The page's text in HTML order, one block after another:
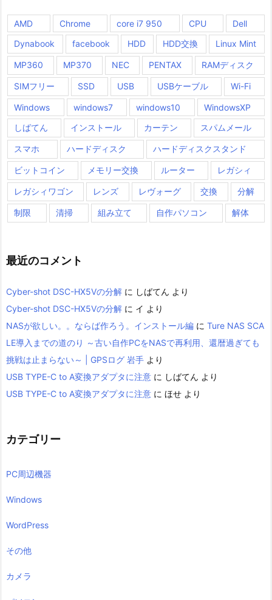
AMD Chrome core i7 950 CPU
Dell
Dynabook
facebook HDD HDD交換 Linux Mint
MP360 MP370 NEC PENTAX RAMディスク
SIMフリー SSD USB USBケーブル Wi-Fi
Windows windows7 windows10
WindowsXP
しばてん
インストール カーテン スパムメール
スマホ ハードディスク ハードディスクスタンド
ビットコイン メモリー交換 ルーター レガシィ
レガシィワゴン レンズ レヴォーグ 交換 分解
制限 清掃 組み立て 自作パソコン 解体
最近のコメント
Cyber-shot DSC-HX5Vの分解 に しばてん より
Cyber-shot DSC-HX5Vの分解 に イ より
NASが欲しい。。ならば作ろう。インストール編 に Ture NAS SCA
LE導入までの道のり ～古い自作PCをNASで再利用、還暦過ぎても
挑戦は止まらない～ | GPSログ 岩手 より
USB TYPE-C to A変換アダプタに注意 に しばてん より
USB TYPE-C to A変換アダプタに注意 に ほせ より
カテゴリー
PC周辺機器
Windows
WordPress
その他
カメラ